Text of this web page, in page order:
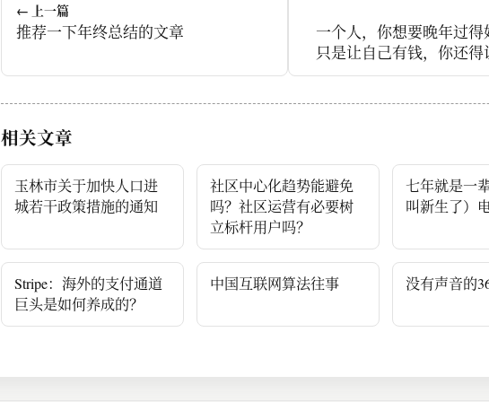
← 上一篇
推荐一下年终总结的文章
一个人，你想要晚年过
只是让自己有钱，你还
续地
相关文章
玉林市关于加快人口进
城若干政策措施的通知
社区中心化趋势能避免
吗？社区运营有必要树
立标杆用户吗？
七年就是一
叫新生了）
Stripe：海外的支付通道
巨头是如何养成的？
中国互联网算法往事 没有声音的